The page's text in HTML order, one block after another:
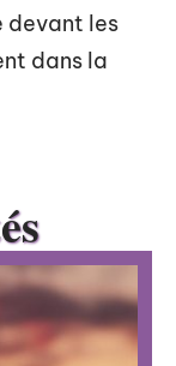
devant les
dans la